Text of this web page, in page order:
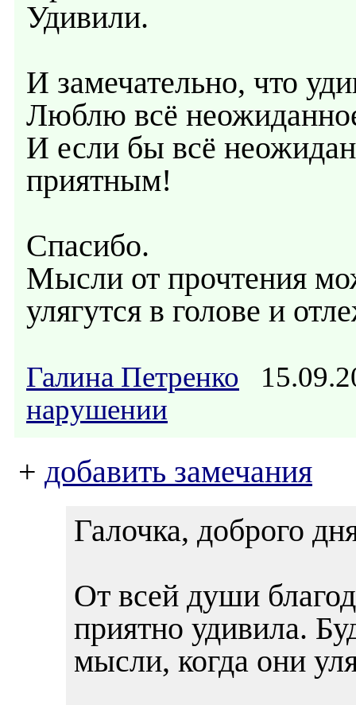
Удивили.
И замечательно, что
Люблю всё
И если бы всё
приятным!
Спасибо.
Мысли от прочтения
улягутся в голове и
Галина Петренко
нарушении
+ добавить замечания
Галочка, доброго
От всей души
приятно удивила.
мысли, когда они